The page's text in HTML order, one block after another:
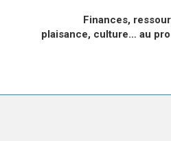
Finances,
plaisance, culture… au